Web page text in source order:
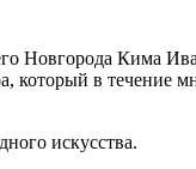
Новгорода Кима
который в течение
искусства.